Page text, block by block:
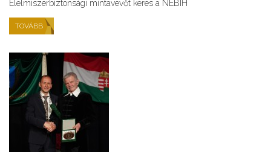
Élelmiszerbiztonsági mintavevőt keres a NÉBIH
TOVÁBB